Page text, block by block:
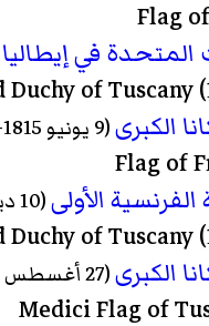
في
الكبرى(9 يونيو 1815–7 ديسمبر 1859)
الفرنسية الأولى(10 ديسمبر 1807–8 يونيو 1815)
الكبرى(27 أغسطس 1569–20 مارس 1801)